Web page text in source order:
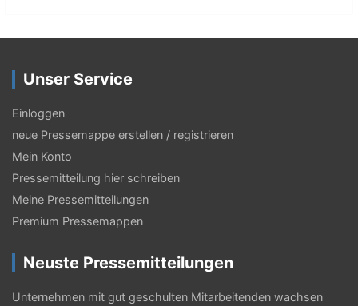
Unser Service
Einloggen
neue Pressemappe erstellen / registrieren
Mein Konto
Pressemitteilung hier schreiben
Meine Pressemitteilungen
Premium Pressemappen
Neuste Pressemitteilungen
Unternehmen mit gut geschulten Mitarbeitenden wachsen